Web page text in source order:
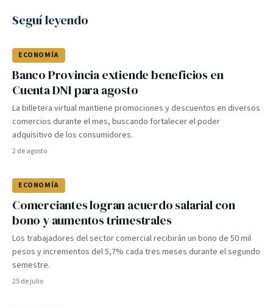
Seguí leyendo
ECONOMÍA
Banco Provincia extiende beneficios en
Cuenta DNI para agosto
La billetera virtual mantiene promociones y descuentos en diversos
comercios durante el mes, buscando fortalecer el poder
adquisitivo de los consumidores.
2 de agosto
ECONOMÍA
Comerciantes logran acuerdo salarial con
bono y aumentos trimestrales
Los trabajadores del sector comercial recibirán un bono de 50 mil
pesos y incrementos del 5,7% cada tres meses durante el segundo
semestre.
25 de julio